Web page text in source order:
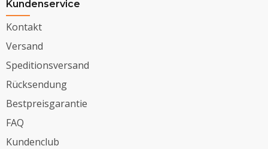
Kundenservice
Kontakt
Versand
Speditionsversand
Rücksendung
Bestpreisgarantie
FAQ
Kundenclub